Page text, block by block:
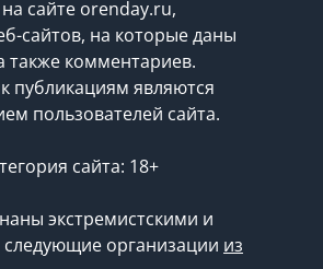
сайте orenday.ru,
сайтов, на которые даны
также комментариев.
публикациям являются
пользователей сайта.
сайта: 18+
экстремистскими и
организации из